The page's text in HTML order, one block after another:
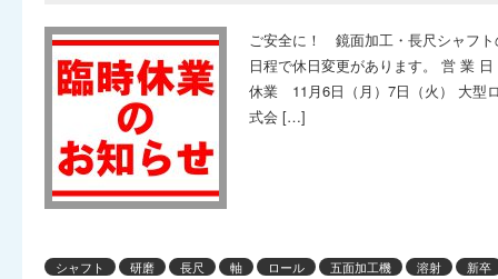
ご安全に！ 鏡面加工・長尺シャフ
日程で休日変更があります。 営 業
休業 11月6日（月）7日（火） 大型
式会 […]
シャフト 研磨 長尺 軸 ロール 五面加工機 溶射
新卒